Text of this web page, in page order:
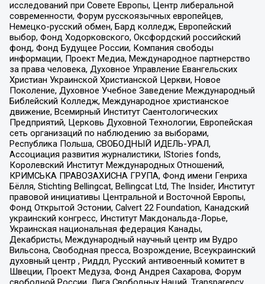
исследований при Совете Европы, Центр либеральной
современности, Форум русскоязычных европейцев,
Немецко-русский обмен, Бард колледж, Европейский
выбор, Фонд Ходорковского, Оксфордский российский
фонд, Фонд Будущее России, Компания свободы
информации, Проект Медиа, Международное партнерство
за права человека, Духовное Управление Евангельских
Христиан Украинской Христианской Церкви, Новое
Поколение, Духовное Учебное Заведение Международный
Библейский Колледж, Международное христианское
движение, Всемирный Институт Саентологических
Предприятий, Церковь Духовной Технологии, Европейская
сеть организаций по наблюдению за выборами,
Республика Польша, СВОБОДНЫЙ ИДЕЛЬ-УРАЛ,
Ассоциация развития журналистики, IStories fonds,
Королевский Институт Международных Отношений,
КРИМСЬКА ПРАВОЗАХИСНА ГРУПА, Фонд имени Генриха
Бёлля, Stichting Bellingcat, Bellingcat Ltd, The Insider, Институт
правовой инициативы Центральной и Восточной Европы,
Фонд Открытой Эстонии, Calvert 22 Foundation, Канадский
украинский конгресс, Институт Макдональда-Лорье,
Украинская национальная федерация Канады,
Декабристы, Международный научный центр им Вудро
Вильсона, Свободная пресса, Возрождение, Всеукраинский
духовный центр , Риддл, Русский антивоенный комитет в
Швеции, Проект Медуза, Фонд Андрея Сахарова, Форум